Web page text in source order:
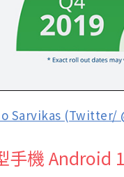
Sarvikas (Twitter/
手機 Android